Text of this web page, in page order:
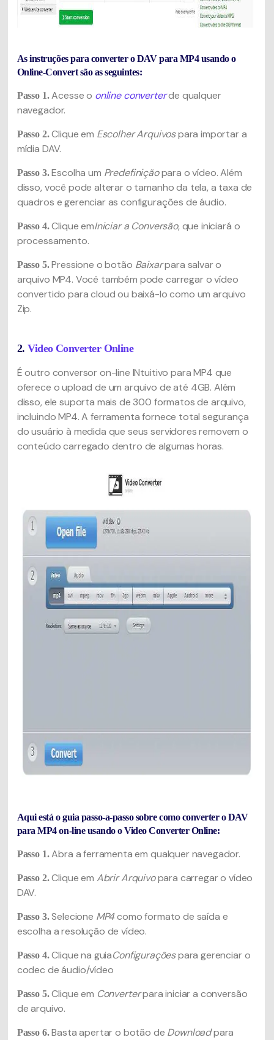
As instruções para converter o DAV para MP4 usando o
Online-Convert são as seguintes:
Passo 1. Acesse o online converterde qualquer
navegador.
Passo 2. Clique em Escolher Arquivospara importar a
mídia DAV.
Passo 3. Escolha um Predefinição para o vídeo. Além
disso, você pode alterar o tamanho da tela, a taxa de
quadros e gerenciar as configurações de áudio.
Passo 4. Clique emIniciar a Conversão, que iniciará o
processamento.
Passo 5. Pressione o botão Baixarpara salvar o
arquivo MP4. Você também pode carregar o vídeo
convertido para cloud ou baixá-lo como um arquivo
Zip.
2. Video Converter Online
É outro conversor on-line INtuitivo para MP4 que
oferece o upload de um arquivo de até 4GB. Além
disso, ele suporta mais de 300 formatos de arquivo,
incluindo MP4. A ferramenta fornece total segurança
do usuário à medida que seus servidores removem o
conteúdo carregado dentro de algumas horas.
Aqui está o guia passo-a-passo sobre como converter o DAV
para MP4 on-line usando o Video Converter Online:
Passo 1. Abra a ferramenta em qualquer navegador.
Passo 2. Clique em Abrir Arquivo para carregar o vídeo
DAV.
Passo 3. Selecione MP4como formato de saída e
escolha a resolução de vídeo.
Passo 4. Clique na guiaConfiguraçõespara gerenciar o
codec de áudio/vídeo
Passo 5. Clique em Converterpara iniciar a conversão
de arquivo.
Passo 6. Basta apertar o botão de Downloadpara